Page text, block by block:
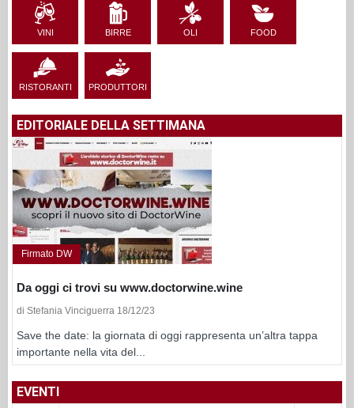
VINI BIRRE OLI FOOD
RISTORANTI PRODUTTORI
EDITORIALE DELLA SETTIMANA
Firmato DW
Da oggi ci trovi su www.doctorwine.wine
di Stefania Vinciguerra 18/12/23
Save the date: la giornata di oggi rappresenta un’altra tappa
importante nella vita del...
EVENTI